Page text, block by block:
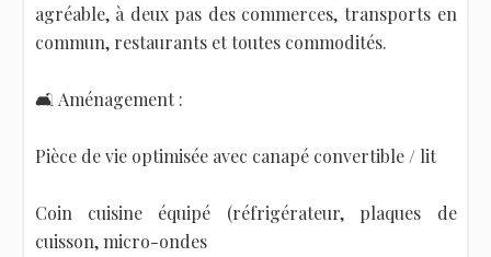
agréable, à deux pas des commerces, transports en
commun, restaurants et toutes commodités.
🛋️ Aménagement :
Pièce de vie optimisée avec canapé convertible / lit
Coin cuisine équipé (réfrigérateur, plaques de
cuisson, micro-ondes